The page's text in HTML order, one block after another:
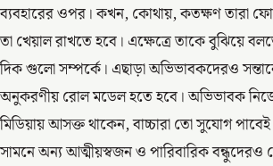
ব্যবহারের ওপর। কখন, কোথায়, কতক্ষণ তারা
তা খেয়াল রাখতে হবে। এক্ষেত্রে তাকে বুঝিয়ে
দিক গুলো সম্পর্কে। এছাড়া অভিভাবকদেরও
অনুকরণীয় রোল মডেল হতে হবে। অভিভাবক
মিডিয়ায় আসক্ত থাকেন, বাচ্চারা তো সুযোগ
সামনে অন্য আত্মীয়স্বজন ও পারিবারিক বন্ধুদেরও